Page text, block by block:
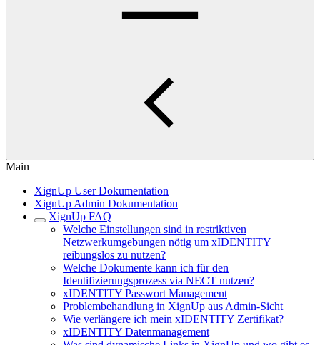
Main
XignUp User Dokumentation
XignUp Admin Dokumentation
XignUp FAQ
Welche Einstellungen sind in restriktiven
Netzwerkumgebungen nötig um xIDENTITY
reibungslos zu nutzen?
Welche Dokumente kann ich für den
Identifizierungsprozess via NECT nutzen?
xIDENTITY Passwort Management
Problembehandlung in XignUp aus Admin-Sicht
Wie verlängere ich mein xIDENTITY Zertifikat?
xIDENTITY Datenmanagement